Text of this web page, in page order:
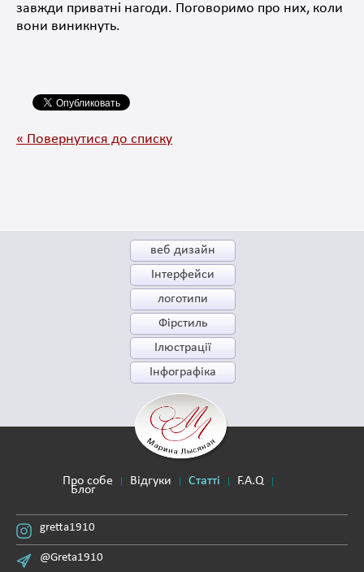
завжди приватні нагоди. Поговоримо про них, коли
вони виникнуть.
« Повернутися до списку
веб дизайн
Інтерфейси
логотипи
Фірстиль
Ілюстрації
Інфографіка
Про собе Відгуки Статті F.A.Q
Блог
gretta1910
@Greta1910